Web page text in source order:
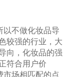
以不做化妆品导
较强的行业，大
向，化妆品的强
符合用户价
市场相匹配的点